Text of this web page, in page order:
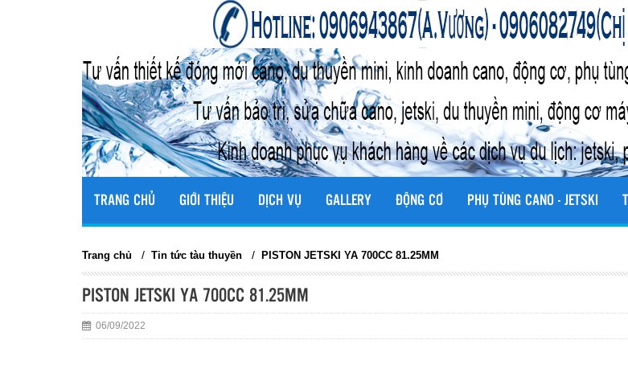
TRANG CHỦ GIỚI THIỆU DỊCH VỤ GALLERY ĐỘNG CƠ PHỤ TÙNG CANO - JETSKI
Trang chủ / Tin tức tàu thuyền / PISTON JETSKI YA 700CC 81.25MM
PISTON JETSKI YA 700CC 81.25MM
06/09/2022